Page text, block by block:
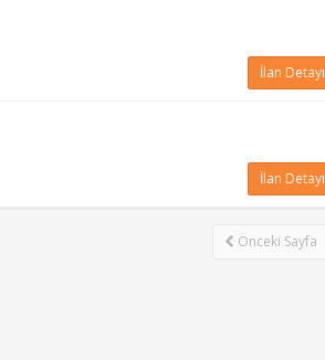
İlan Detayı
İlan Detayı
Önceki Sayfa